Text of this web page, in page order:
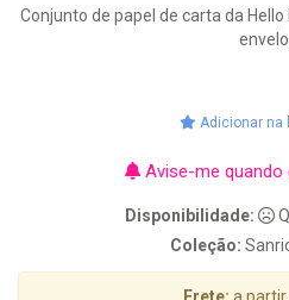
Conjunto de papel de carta da
Adicionar na
Avise-me quando
Disponibilidade:
Coleção: